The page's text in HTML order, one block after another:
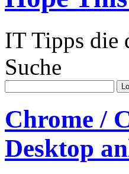
IT Tipps die
Suche
Chrome /
Desktop